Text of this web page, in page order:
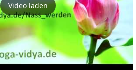
Video laden